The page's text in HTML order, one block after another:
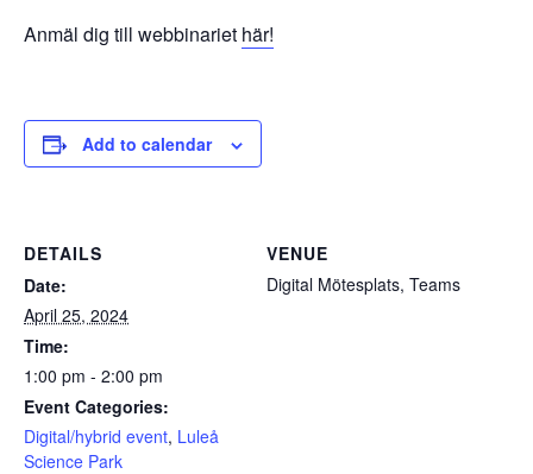
Anmäl dig till webbinariet här!
Add to calendar
DETAILS
Date:
April 25, 2024
Time:
1:00 pm - 2:00 pm
Event Categories:
Digital/hybrid event, Luleå
Science Park
VENUE
Digital Mötesplats, Teams